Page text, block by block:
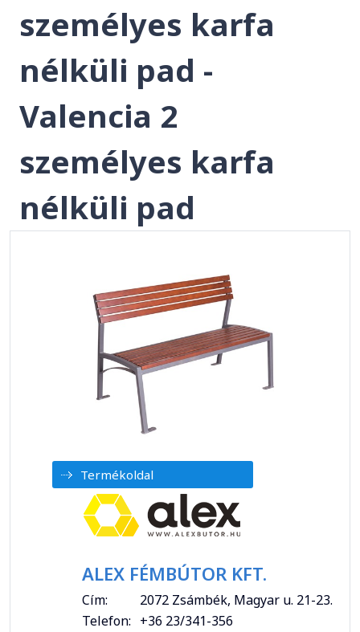
személyes karfa
nélküli pad -
Valencia 2
személyes karfa
nélküli pad
Termékoldal
ALEX FÉMBÚTOR KFT.
Cím:
2072 Zsámbék, Magyar u. 21-23.
Telefon: +36 23/341-356